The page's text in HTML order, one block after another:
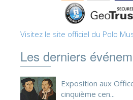
Visitez le site officiel du Polo
Les derniers
Exposition aux
cinquième cen...